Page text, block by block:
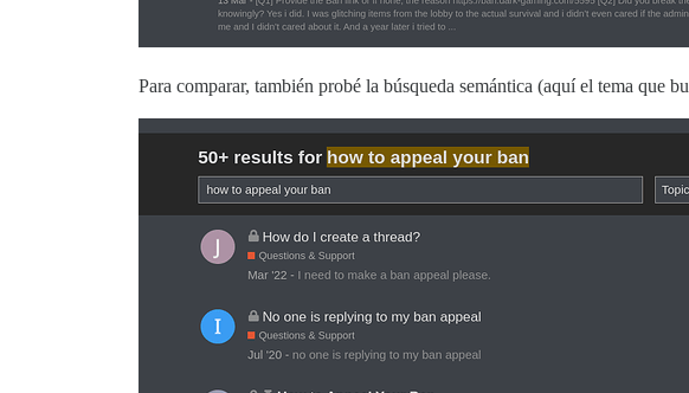
Para comparar, también probé la búsqueda semántica (aquí el tema que